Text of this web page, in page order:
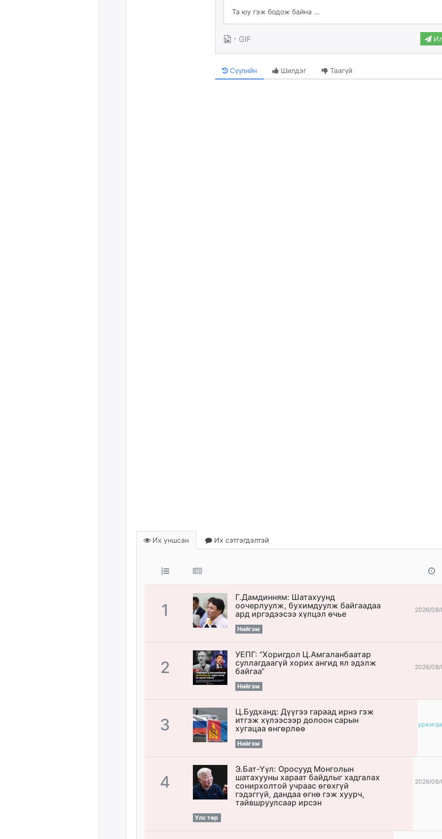
· GIF
Сүүлийн Шилдэг Таагүй
Их уншсан Их сэтгэгдэлтэй
1
Г.Дамдинням: Шатахуунд
оочерлуулж, бухимдуулж байгаадаа
ард иргэдээсээ хүлцэл өчье
Нийгэм
2026/08/
2
УЕПГ: “Хоригдол Ц.Амгаланбаатар
cуллагдаагүй хорих ангид ял эдэлж
байгаа“
Нийгэм
2026/08/
3
Ц.Будханд: Дүүгээ гараад ирнэ гэж
итгэж хүлээсээр долоон сарын
хугацаа өнгөрлөө
Нийгэм
4
Э.Бат-Үүл: Оросууд Монголын
шатахууны хараат байдлыг хадгалах
сонирхолтой учраас өгөхгүй
гэдэггүй, дандаа өгнө гэж хуурч,
тайвшруулсаар ирсэн
Улс төр
2026/08/